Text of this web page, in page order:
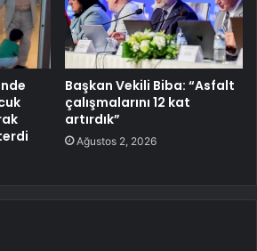
Başkan Vekili Biba: “Asfalt
çalışmalarını 12 kat
artırdık”
Ağustos 2, 2026